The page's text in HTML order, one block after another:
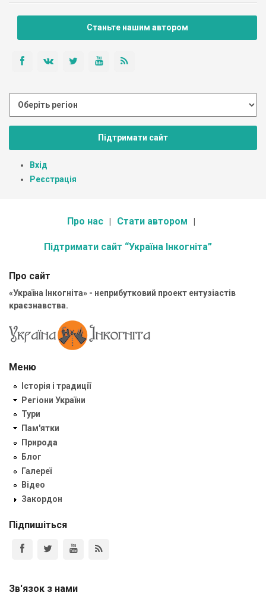
Станьте нашим автором
Підтримати сайт
Вхід
Реєстрація
Про нас Стати автором
Підтримати сайт “Україна Інкогніта”
Про сайт
«Україна Інкогніта» - неприбутковий проект ентузіастів
краєзнавства.
Меню
Історія і традиції
Регіони України
Тури
Пам'ятки
Природа
Блог
Галереї
Відео
Закордон
Підпишіться
Зв'язок з нами